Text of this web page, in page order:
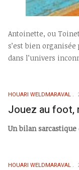
Antoinette, ou
s’est bien
dans l’univers
HOUARI WELDMARAVAL
Jouez au foot,
Un bilan
HOUARI WELDMARAVAL